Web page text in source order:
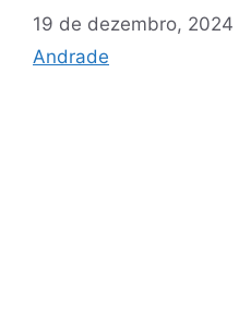
19 de dezembro, 2024
Andrade